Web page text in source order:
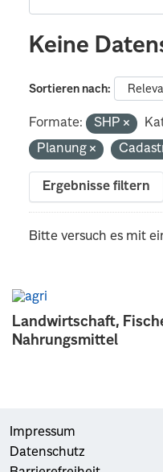
Landwirtschaft,
Nahrungsmittel
Keine
Sortieren nach
Formate: SHP
Planung
Ergebnisse filtern
Bitte versuch es mit
Impressum
Datenschutz